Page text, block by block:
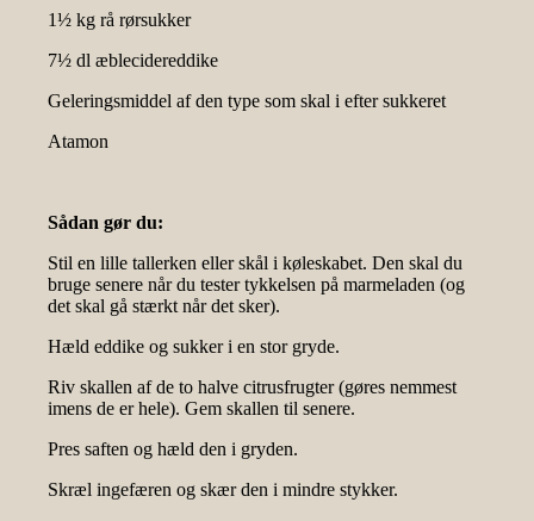
1½ kg rå rørsukker
7½ dl æblecidereddike
Geleringsmiddel af den type som skal i efter sukkeret
Atamon
Sådan gør du:
Stil en lille tallerken eller skål i køleskabet. Den skal du
bruge senere når du tester tykkelsen på marmeladen (og
det skal gå stærkt når det sker).
Hæld eddike og sukker i en stor gryde.
Riv skallen af de to halve citrusfrugter (gøres nemmest
imens de er hele). Gem skallen til senere.
Pres saften og hæld den i gryden.
Skræl ingefæren og skær den i mindre stykker.